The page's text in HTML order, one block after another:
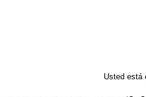
Usted está